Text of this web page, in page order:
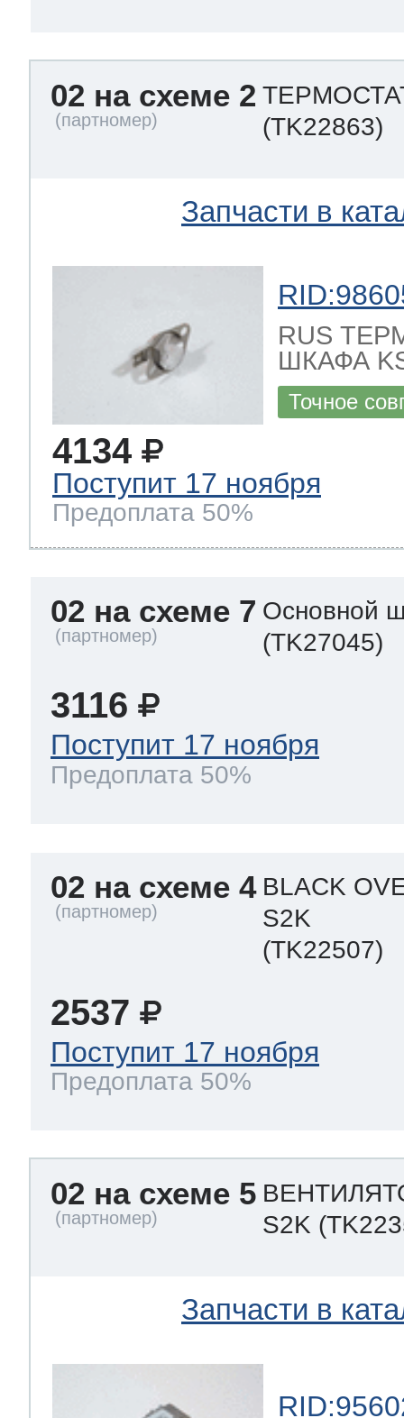
02 на схеме 2
(TK22863)
Запчасти в
RUS
ШКАФА
Точное
4134
Поступит 17 ноября
Предоплата 50%
02 на схеме 7 Основной
(TK27045)
3116
Поступит 17 ноября
Предоплата 50%
02 на схеме 4 BLACK
S2K
(TK22507)
2537
Поступит 17 ноября
Предоплата 50%
02 на схеме 5
S2K
Запчасти в